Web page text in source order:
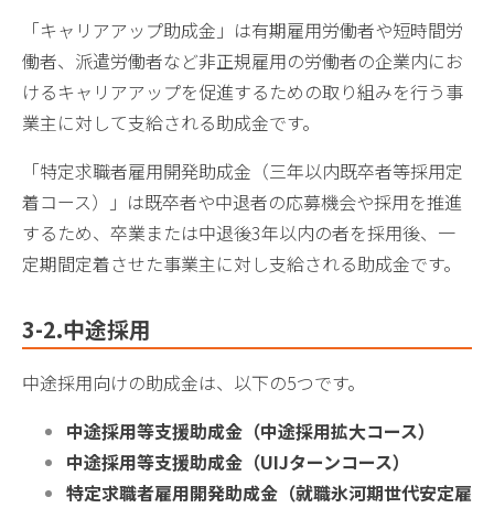
「キャリアアップ助成金」は有期雇用労働者や短時間労
働者、派遣労働者など非正規雇用の労働者の企業内にお
けるキャリアアップを促進するための取り組みを行う事
業主に対して支給される助成金です。
「特定求職者雇用開発助成金（三年以内既卒者等採用定
着コース）」は既卒者や中退者の応募機会や採用を推進
するため、卒業または中退後3年以内の者を採用後、一
定期間定着させた事業主に対し支給される助成金です。
3-2.中途採用
中途採用向けの助成金は、以下の5つです。
中途採用等支援助成金（中途採用拡大コース）
中途採用等支援助成金（UIJターンコース）
特定求職者雇用開発助成金（就職氷河期世代安定雇